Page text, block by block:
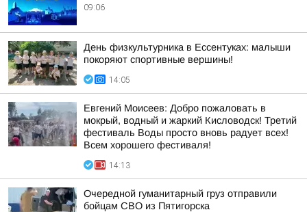
09:06
День физкультурника в Ессентуках: малыши
покоряют спортивные вершины!
14:05
Евгений Моисеев: Добро пожаловать в
мокрый, водный и жаркий Кисловодск! Третий
фестиваль Воды просто вновь радует всех!
Всем хорошего фестиваля!
14:13
Очередной гуманитарный груз отправили
бойцам СВО из Пятигорска